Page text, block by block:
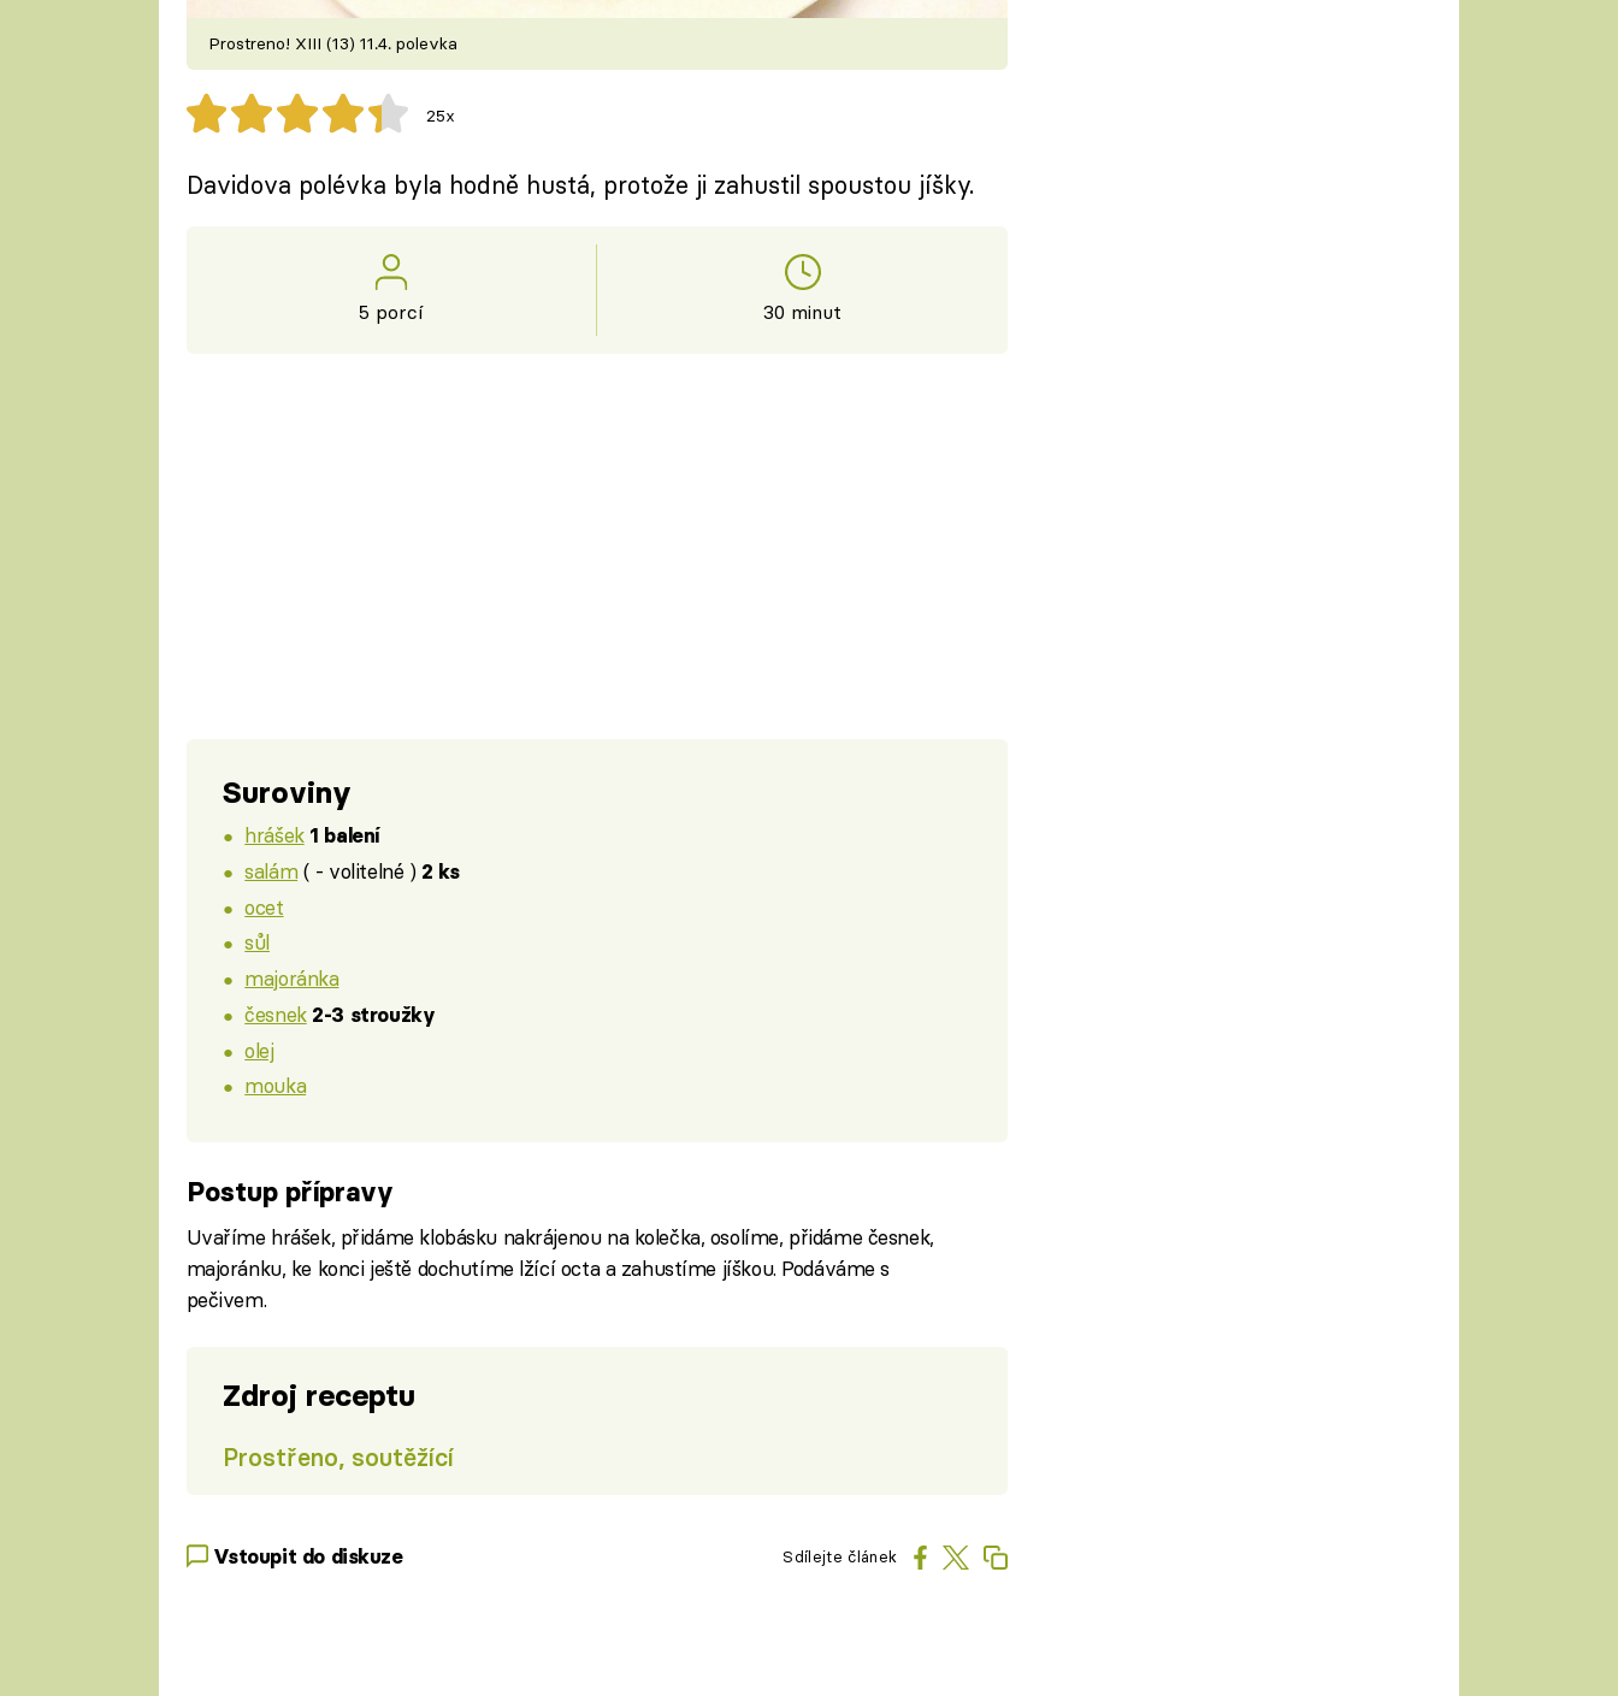
Prostreno! XIII (13) 11.4. polevka
25x
Davidova polévka byla hodně hustá, protože ji zahustil spoustou jíšky.
5 porcí 30 minut
Suroviny
hrášek 1 balení
salám( - volitelné ) 2 ks
ocet
sůl
majoránka
česnek 2-3 stroužky
olej
mouka
Postup přípravy
Uvaříme hrášek, přidáme klobásku nakrájenou na kolečka, osolíme, přidáme česnek,
majoránku, ke konci ještě dochutíme lžící octa a zahustíme jíškou. Podáváme s
pečivem.
Zdroj receptu
Prostřeno, soutěžící
Vstoupit do diskuze Sdílejte článek